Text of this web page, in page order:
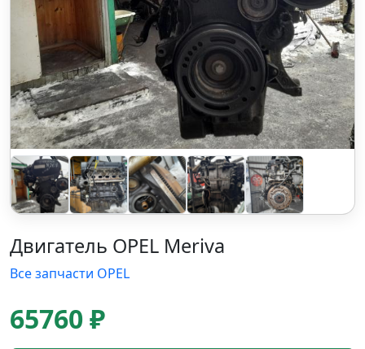
Двигатель OPEL Meriva
Все запчасти OPEL
65760 ₽